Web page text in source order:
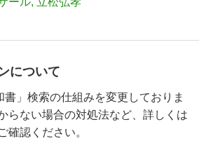
について
」検索の仕組みを変更しておりま
らない場合の対処法など、詳しくは
確認ください。